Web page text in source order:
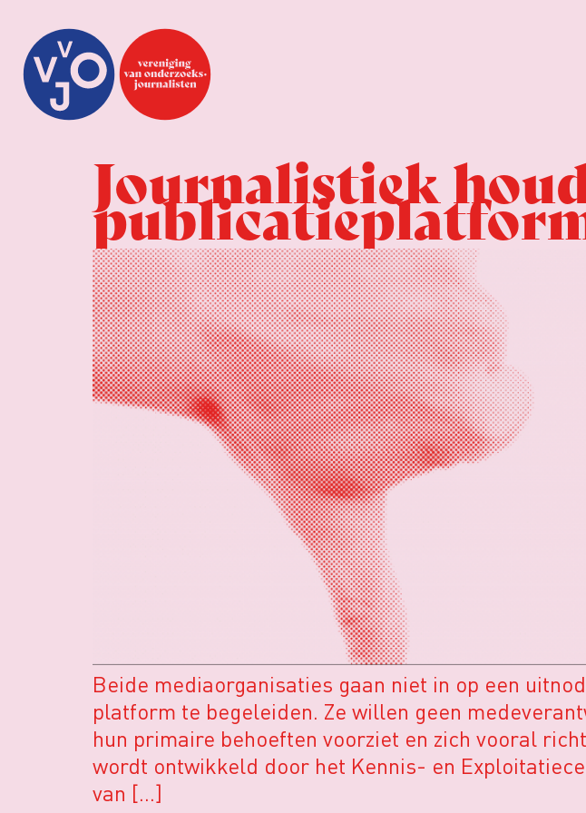
Journalistiek
Beide mediaorganisaties gaan niet in op een
platform te begeleiden. Ze willen geen
hun primaire behoeften voorziet en zich vooral
wordt ontwikkeld door het Kennis- en
van […]